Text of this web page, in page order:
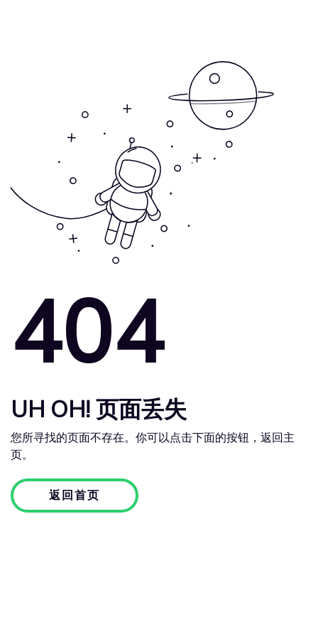
404
UH OH! 页面丢失
您所寻找的页面不存在。你可以点击下面的按钮，返回主
页。
返回首页